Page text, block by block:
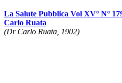
La Salute Pubblica Vol XV° N°
Carlo Ruata
(Dr Carlo Ruata, 1902)